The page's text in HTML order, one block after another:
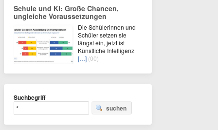
Schule und KI: Große Chancen,
ungleiche Voraussetzungen
Die Schülerinnen und
Schüler setzen sie
längst ein, jetzt ist
Künstliche Intelligenz
[…] (00)
Suchbegriff
suchen